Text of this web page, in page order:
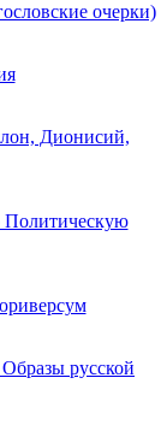
очерки)
Дионисий,
Политическую
русской